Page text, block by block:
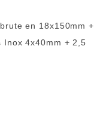
en 18x150mm +
4x40mm + 2,5